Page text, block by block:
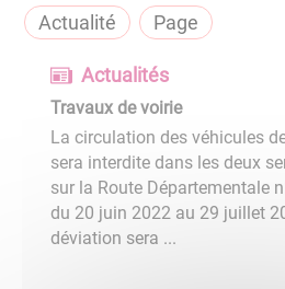
Actualité Page
Actualités
Travaux de voirie
La circulation des véhicules
sera interdite dans les deux
sur la Route Départementale
du 20 juin 2022 au 29 juillet
déviation sera ...